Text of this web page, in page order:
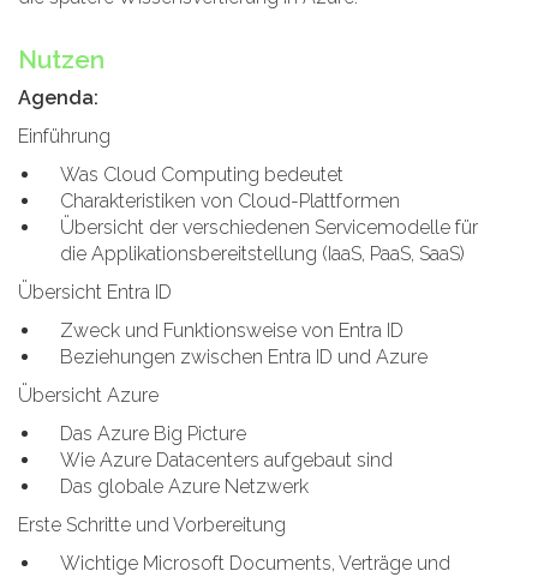
Nutzen
Agenda:
Einführung
Was Cloud Computing bedeutet
Charakteristiken von Cloud-Plattformen
Übersicht der verschiedenen Servicemodelle für
die Applikationsbereitstellung (IaaS, PaaS, SaaS)
Übersicht Entra ID
Zweck und Funktionsweise von Entra ID
Beziehungen zwischen Entra ID und Azure
Übersicht Azure
Das Azure Big Picture
Wie Azure Datacenters aufgebaut sind
Das globale Azure Netzwerk
Erste Schritte und Vorbereitung
Wichtige Microsoft Documents, Verträge und